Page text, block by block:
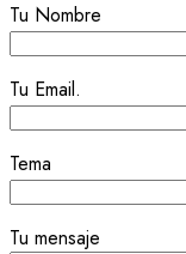
Tu Nombre
Tu Email.
Tema
Tu mensaje